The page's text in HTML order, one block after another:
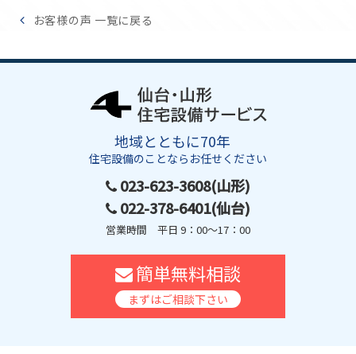
お客様の声 一覧に戻る
地域とともに70年
住宅設備のことならお任せください
023-623-3608(山形)
022-378-6401(仙台)
営業時間 平日 9：00～17：00
簡単無料相談
まずはご相談下さい